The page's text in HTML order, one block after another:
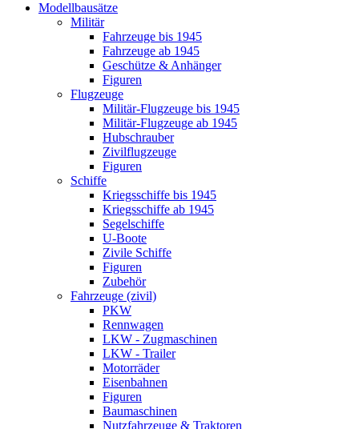
Modellbausätze
Militär
Fahrzeuge bis 1945
Fahrzeuge ab 1945
Geschütze & Anhänger
Figuren
Flugzeuge
Militär-Flugzeuge bis 1945
Militär-Flugzeuge ab 1945
Hubschrauber
Zivilflugzeuge
Figuren
Schiffe
Kriegsschiffe bis 1945
Kriegsschiffe ab 1945
Segelschiffe
U-Boote
Zivile Schiffe
Figuren
Zubehör
Fahrzeuge (zivil)
PKW
Rennwagen
LKW - Zugmaschinen
LKW - Trailer
Motorräder
Eisenbahnen
Figuren
Baumaschinen
Nutzfahrzeuge & Traktoren